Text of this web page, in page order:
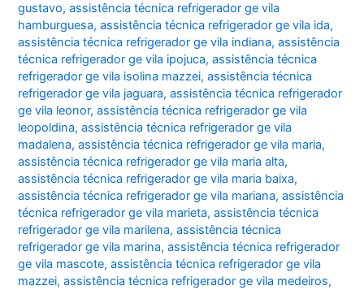
gustavo,assistência técnica refrigerador ge vila
hamburguesa,assistência técnica refrigerador ge vila ida,
assistência técnica refrigerador ge vila indiana,assistência
técnica refrigerador ge vila ipojuca,assistência técnica
refrigerador ge vila isolina mazzei,assistência técnica
refrigerador ge vila jaguara,assistência técnica refrigerador
ge vila leonor,assistência técnica refrigerador ge vila
leopoldina,assistência técnica refrigerador ge vila
madalena,assistência técnica refrigerador ge vila maria,
assistência técnica refrigerador ge vila maria alta,
assistência técnica refrigerador ge vila maria baixa,
assistência técnica refrigerador ge vila mariana,assistência
técnica refrigerador ge vila marieta,assistência técnica
refrigerador ge vila marilena,assistência técnica
refrigerador ge vila marina,assistência técnica refrigerador
ge vila mascote,assistência técnica refrigerador ge vila
mazzei,assistência técnica refrigerador ge vila medeiros,